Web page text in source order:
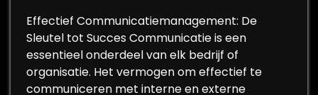
Effectief Communicatiemanagement: De
Sleutel tot Succes Communicatie is een
essentieel onderdeel van elk bedrijf of
organisatie. Het vermogen om effectief te
communiceren met interne en externe